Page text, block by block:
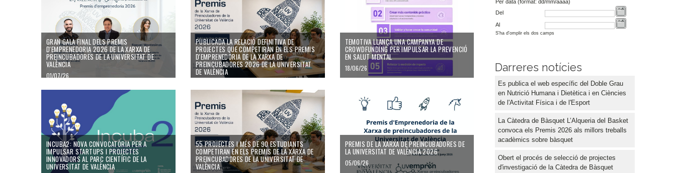
GRAN GALA FINAL DELS PREMIS
D'EMPRENEDORIA 2026 DE LA XARXA DE
PREINCUBADORES DE LA UNIVERSITAT DE
VALÈNCIA
01/07/26
PUBLICADA LA RELACIÓ DEFINITIVA DE
PROJECTES QUE COMPETIRAN EN ELS PREMIS
D'EMPRENEDORIA DE LA XARXA DE
PREINCUBADORES 2026 DE LA UNIVERSITAT
DE VALÈNCIA
TEMOTIVA LLANÇA UNA CAMPANYA DE
CROWDFUNDING PER IMPULSAR LA PREVENCIÓ
EN SALUT MENTAL
18/06/26
INCUBA2: NOVA CONVOCATÒRIA PER A
IMPULSAR STARTUPS I PROJECTES
INNOVADORS AL PARC CIENTÍFIC DE LA
UNIVERSITAT DE VALÈNCIA
55 PROJECTES I MÉS DE 90 ESTUDIANTS
COMPETIRAN EN ELS PREMIS DE LA XARXA DE
PREINCUBADORES DE LA UNIVERSITAT DE
VALÈNCIA
PREMIS DE LA XARXA DE PREINCUBADORES DE
LA UNIVERSITAT DE VALÈNCIA 2026
05/06/26
Per data (format: dd/mm/aaaa)
Del
Al
S'ha d'omplir els dos camps
Darreres notícies
Es publica el web específic del Doble Grau
en Nutrició Humana i Dietètica i en Ciències
de l'Activitat Física i de l'Esport
La Càtedra de Bàsquet L’Alqueria del Basket
convoca els Premis 2026 als millors treballs
acadèmics sobre bàsquet
Obert el procés de selecció de projectes
d'investigació de la Càtedra de Bàsquet